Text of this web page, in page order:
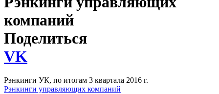
компаний
Поделиться
VK
Рэнкинги УК, по итогам 3 квартала 2016 г.
Рэнкинги управляющих компаний